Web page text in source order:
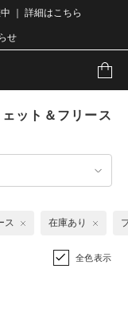
｜ 詳細はこちら
せ
ット＆フリース
ス 在庫あり
全色表示